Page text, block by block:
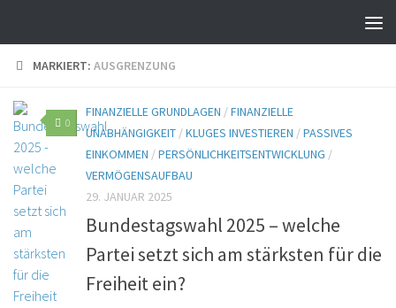
MARKIERT: AUSGRENZUNG
0
FINANZIELLE GRUNDLAGEN /FINANZIELLE
UNABHÄNGIGKEIT /KLUGES INVESTIEREN /PASSIVES
EINKOMMEN /PERSÖNLICHKEITSENTWICKLUNG /
VERMÖGENSAUFBAU
29. JANUAR 2025
Bundestagswahl 2025 – welche
Partei setzt sich am stärksten für die
Freiheit ein?